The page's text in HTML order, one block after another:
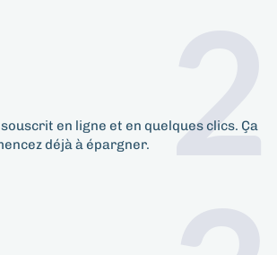
2
en ligne et en quelques clics. Ça
déjà à épargner.